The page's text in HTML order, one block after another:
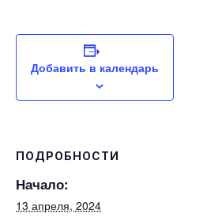
Добавить в календарь
ПОДРОБНОСТИ
Начало:
13 апреля, 2024